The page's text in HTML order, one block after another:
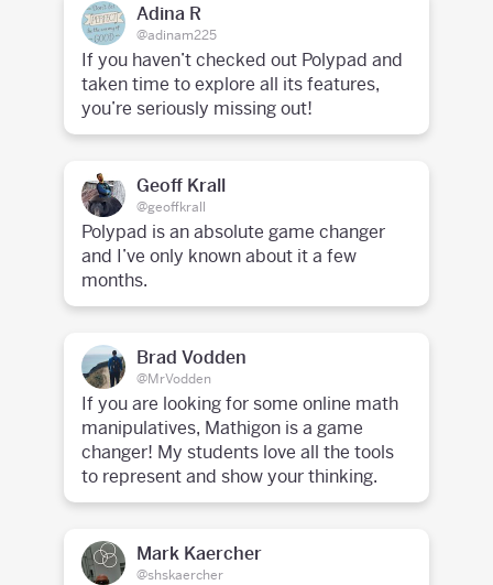
Adina R
@adinam225
If you haven’t checked out Polypad and
taken time to explore all its features,
you’re seriously missing out!
Geoff Krall
@geoffkrall
Polypad is an absolute game changer
and I’ve only known about it a few
months.
Brad Vodden
@MrVodden
If you are looking for some online math
manipulatives, Mathigon is a game
changer! My students love all the tools
to represent and show your thinking.
Mark Kaercher
@shskaercher